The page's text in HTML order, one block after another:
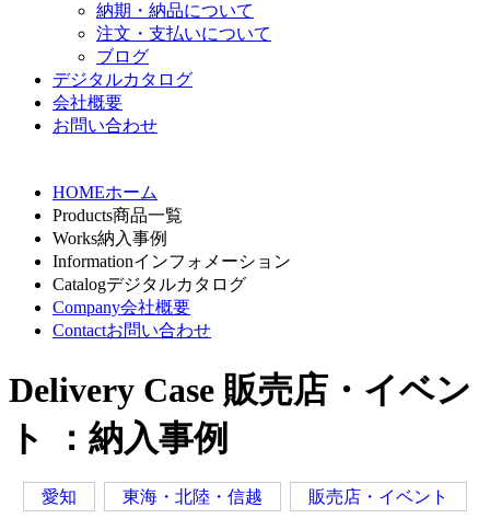
納期・納品について
注文・支払いについて
ブログ
デジタルカタログ
会社概要
お問い合わせ
HOMEホーム
Products商品一覧
Works納入事例
Informationインフォメーション
Catalogデジタルカタログ
Company会社概要
Contactお問い合わせ
Delivery Case 販売店・イベン
ト ：納入事例
愛知 東海・北陸・信越 販売店・イベント